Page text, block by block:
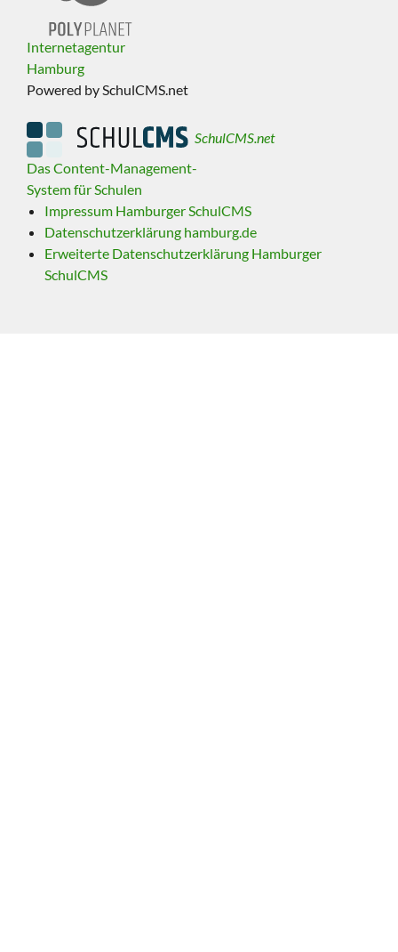
Internetagentur
Hamburg
Powered by SchulCMS.net
SchulCMS.net
Das Content-Management-
System für Schulen
Impressum Hamburger SchulCMS
Datenschutzerklärung hamburg.de
Erweiterte Datenschutzerklärung Hamburger
SchulCMS